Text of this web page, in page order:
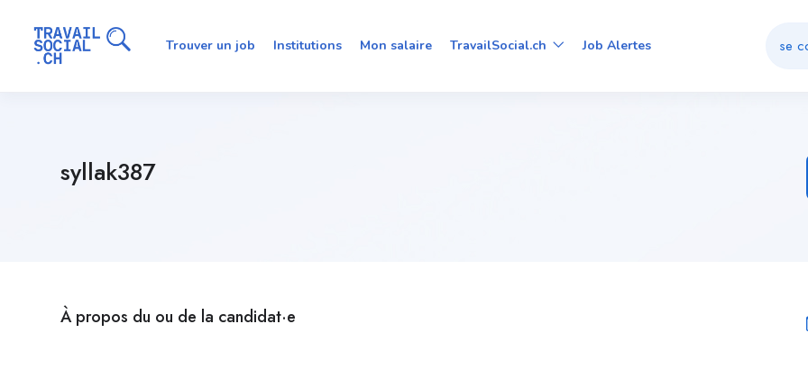
Trouver un job Institutions Mon salaire TravailSocial.ch Job Alertes se
syllak387
À propos du ou de la candidat·e